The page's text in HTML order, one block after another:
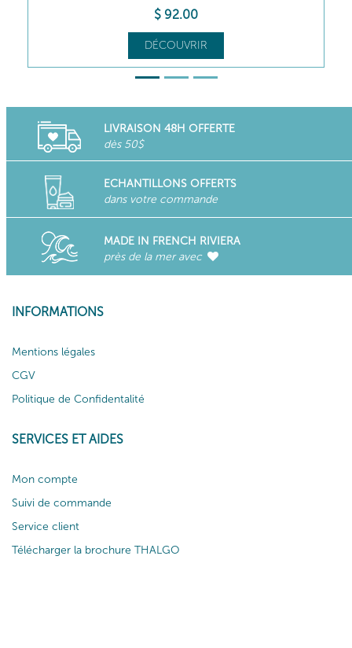
$ 83.00
DÉCOUVRIR
LIVRAISON 48H OFFERTE
dès 50$
ECHANTILLONS OFFERTS
dans votre commande
MADE IN FRENCH RIVIERA
près de la mer avec
INFORMATIONS
Mentions légales
CGV
Politique de Confidentalité
SERVICES ET AIDES
Mon compte
Suivi de commande
Service client
Télécharger la brochure THALGO